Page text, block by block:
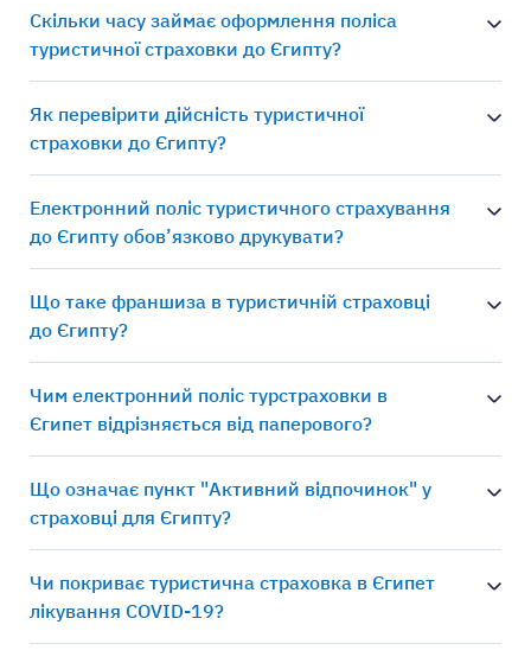
Скільки часу займає оформлення поліса
туристичної страховки до Єгипту?
Як перевірити дійсність туристичної
страховки до Єгипту?
Електронний поліс туристичного страхування
до Єгипту обов’язково друкувати?
Що таке франшиза в туристичній страховці
до Єгипту?
Чим електронний поліс турстраховки в
Єгипет відрізняється від паперового?
Що означає пункт "Активний відпочинок" у
страховці для Єгипту?
Чи покриває туристична страховка в Єгипет
лікування COVID-19?